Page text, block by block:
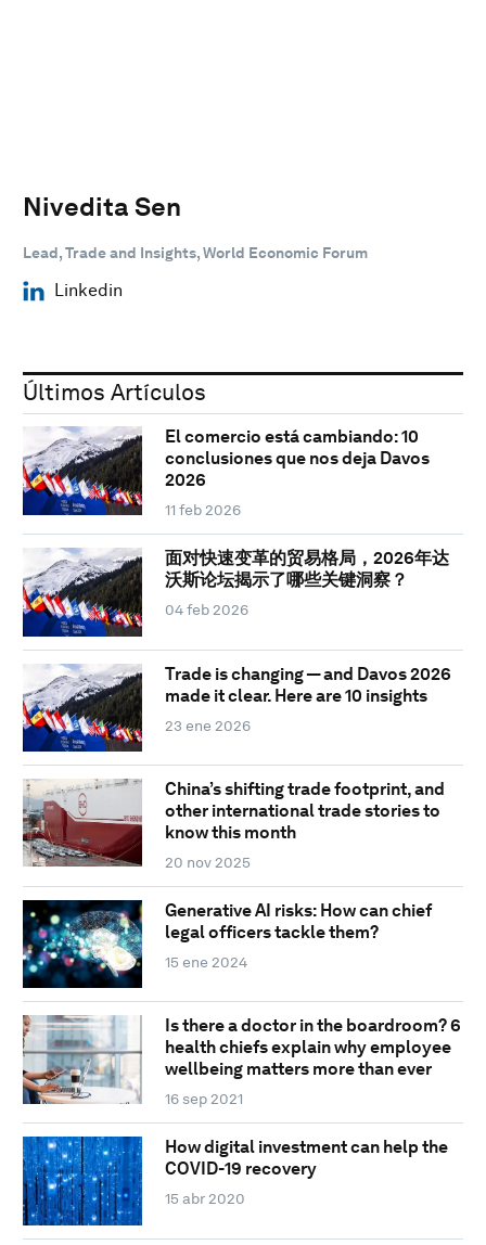
Nivedita Sen
Lead, Trade and Insights, World Economic Forum
Linkedin
Últimos Artículos
El comercio está cambiando: 10
conclusiones que nos deja Davos
2026
11 feb 2026
面对快速变革的贸易格局，2026年达
沃斯论坛揭示了哪些关键洞察？
04 feb 2026
Trade is changing — and Davos 2026
made it clear. Here are 10 insights
23 ene 2026
China’s shifting trade footprint, and
other international trade stories to
know this month
20 nov 2025
Generative AI risks: How can chief
legal officers tackle them?
15 ene 2024
Is there a doctor in the boardroom? 6
health chiefs explain why employee
wellbeing matters more than ever
16 sep 2021
How digital investment can help the
COVID-19 recovery
15 abr 2020